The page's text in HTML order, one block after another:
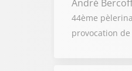
André
44ème
provocation